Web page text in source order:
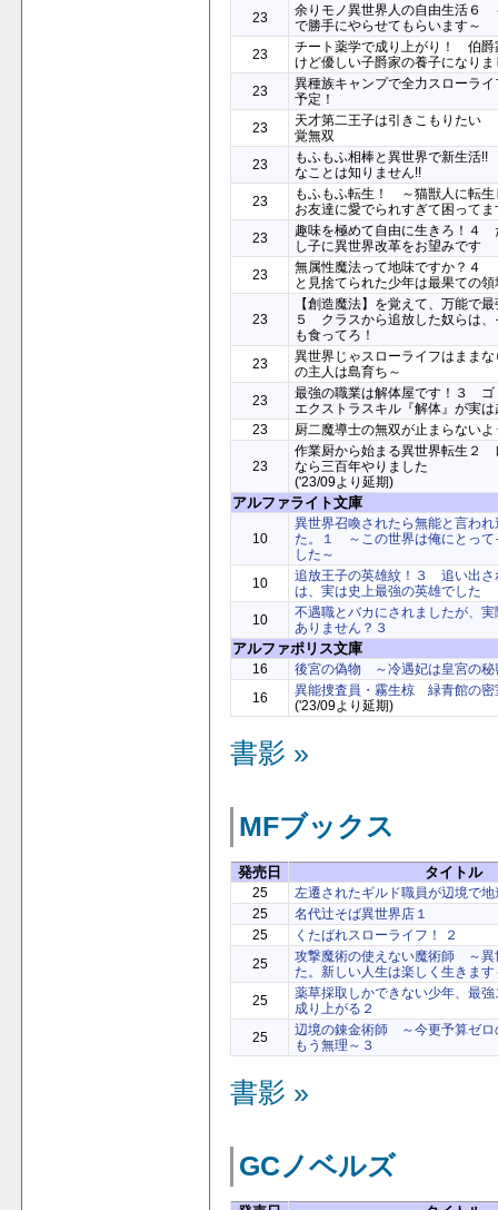
23
余りモノ異世界人の自由生活６
で勝手にやらせてもらいます～
23
チート薬学で成り上がり！ 伯爵
けど優しい子爵家の養子になりま
23
異種族キャンプで全力スローラ
予定！
23
天才第二王子は引きこもりたい
覚無双
23
もふもふ相棒と異世界で新生活
なことは知りません!!
23
もふもふ転生！ ～猫獣人に転生
お友達に愛でられすぎて困ってま
23
趣味を極めて自由に生きろ！４
し子に異世界改革をお望みです
23
無属性魔法って地味ですか？４
と見捨てられた少年は最果ての
23
【創造魔法】を覚えて、万能で
５ クラスから追放した奴らは、
も食ってろ！
23
異世界じゃスローライフはまま
の主人は島育ち～
23
最強の職業は解体屋です！３ ゴ
エクストラスキル『解体』が実
23
厨二魔導士の無双が止まらない
23
作業厨から始まる異世界転生２
なら三百年やりました
('23/09より延期)
アルファライト文庫
10
異世界召喚されたら無能と言わ
た。１ ～この世界は俺にとって
した～
10
追放王子の英雄紋！３ 追い出さ
は、実は史上最強の英雄でした
10
不遇職とバカにされましたが、
ありません？３
アルファポリス文庫
16
後宮の偽物 ～冷遇妃は皇宮の秘
16
異能捜査員・霧生椋 緑青館の密
('23/09より延期)
書影 »
MFブックス
発売日 タイトル
25
左遷されたギルド職員が辺境で
25
名代辻そば異世界店１
25
くたばれスローライフ！ ２
25
攻撃魔術の使えない魔術師 ～異
た。新しい人生は楽しく生きます
25
薬草採取しかできない少年、最
成り上がる２
25
辺境の錬金術師 ～今更予算ゼロ
もう無理～３
書影 »
GCノベルズ